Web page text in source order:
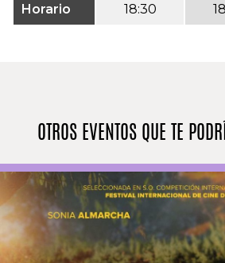
Horario 18:30
OTROS EVENTOS QUE TE